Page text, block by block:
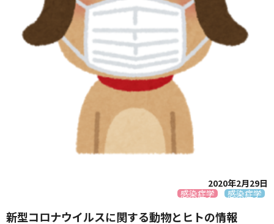
2020年2月29日
感染症学
感染症学
新型コロナウイルスに関する動物とヒトの情報